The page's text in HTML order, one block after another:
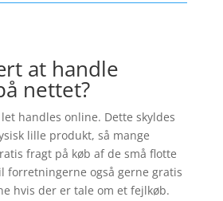
at handle
nettet?
handles online. Dette skyldes
lille produkt, så mange
fragt på køb af de små flotte
forretningerne også gerne gratis
hvis der er tale om et fejlkøb.